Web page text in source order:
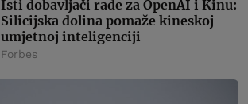
Isti dobavljači rade za OpenAI i Kinu:
Silicijska dolina pomaže kineskoj
umjetnoj inteligenciji
Forbes